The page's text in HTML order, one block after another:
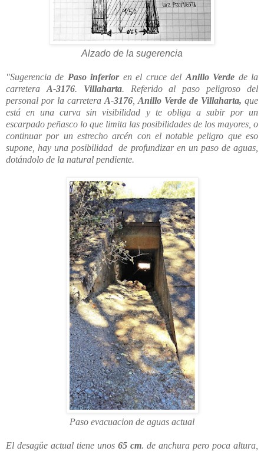
Alzado de la sugerencia
"Sugerencia de Paso inferior en el cruce del Anillo Verde de la
carretera A-3176. Villaharta. Referido al paso peligroso del
personal por la carretera A-3176 Anillo Verde de Villaharta, que
está en una curva sin visibilidad y te obliga a subir por un
escarpado peñasco lo que limita las posibilidades de los mayores, o
continuar por un estrecho arcén con el notable peligro que eso
supone, hay una posibilidad de profundizar en un paso de aguas,
dotándolo de la natural pendiente.
Paso evacuacion de aguas actual
El desagüe actual tiene unos 65 cm. de anchura pero poca altura,